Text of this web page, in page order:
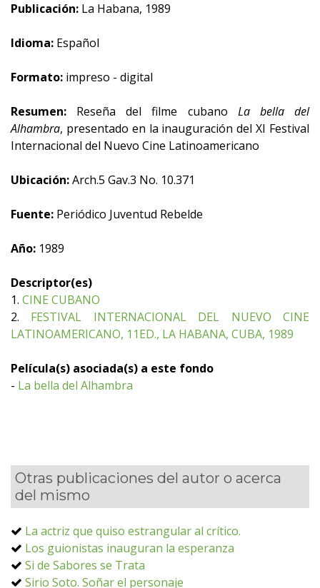
Publicación: La Habana, 1989
Idioma: Español
Formato: impreso - digital
Resumen: Reseña del filme cubano La bella del
Alhambra, presentado en la inauguración del XI Festival
Internacional del Nuevo Cine Latinoamericano
Ubicación:Arch.5 Gav.3 No. 10.371
Fuente: Periódico Juventud Rebelde
Año: 1989
Descriptor(es)
1. CINE CUBANO
2. FESTIVAL INTERNACIONAL DEL NUEVO CINE
LATINOAMERICANO, 11ED., LA HABANA, CUBA, 1989
Película(s) asociada(s) a este fondo
- La bella del Alhambra
Otras publicaciones del autor o acerca
del mismo
La actriz que quiso estrangular al crítico.
Los guionistas inauguran la esperanza
Si de Sabores se Trata
Sirio Soto. Soñar el personaje